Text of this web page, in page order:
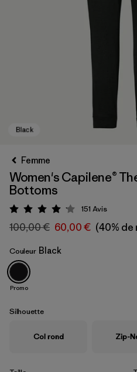
Black
Femme
Women's Capilene®
Bottoms
Évaluation: 4.1 / 5
151 Avis
100,00 € 60,00 € (40%
Couleur Black
Promo
Silhouette
Col rond Zip-